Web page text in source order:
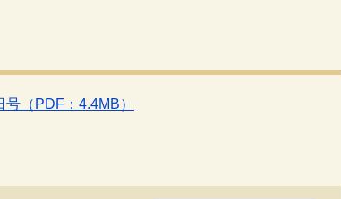
（PDF：4.4MB）